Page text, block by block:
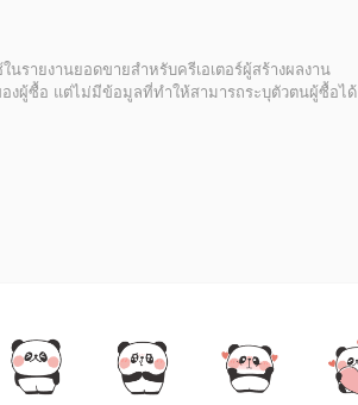
นรายงานยอดขายสำหรับครีเอเตอร์ผู้สร้างผลงาน
งผู้ซื้อ แต่ไม่มีข้อมูลที่ทำให้สามารถระบุตัวตนผู้ซื้อได้